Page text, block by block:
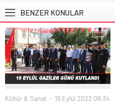
BENZER KONULAR
Kültür & Sanat 19 Eylül 2022 08:34